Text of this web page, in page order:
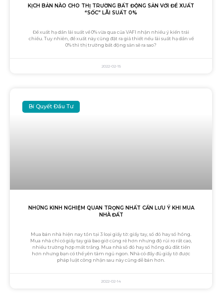
KỊCH BẢN NÀO CHO THỊ TRƯỜNG BẤT ĐỘNG SẢN VỚI ĐỀ XUẤT
“SỐC” LÃI SUẤT 0%
Đề xuất hạ dần lãi suất về 0% vừa qua của VAFI nhận nhiều ý kiến trái
chiều. Tuy nhiên, đề xuất này cũng đặt ra giả thiết nếu lãi suất hạ dần về
0% thì thị trường bất động sản sẽ ra sao?
2022-02-15
Bí Quyết Đầu Tư
NHỮNG KINH NGHIỆM QUAN TRỌNG NHẤT CẦN LƯU Ý KHI MUA
NHÀ ĐẤT
Mua bán nhà hiện nay tồn tại 3 loại giấy tờ: giấy tay, sổ đỏ hay sổ hồng.
Mua nhà chỉ có giấy tay giá bao giờ cũng rẻ hơn nhưng độ rủi ro rất cao,
nhiều trường hợp mất trắng. Mua nhà sổ đỏ hay sổ hồng dù đắt tiền
hơn nhưng bạn có thể yên tâm ngủ ngon. Nhà có đầy đủ giấy tờ được
pháp luật công nhận sau này cũng dễ bán hơn.
2022-02-14